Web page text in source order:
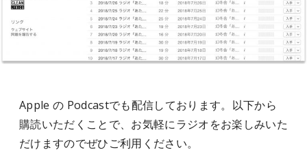
Apple の Podcastでも配信しております。以下から
購読いただくことで、お気軽にラジオをお楽しみいた
だけますのでぜひご利用ください。